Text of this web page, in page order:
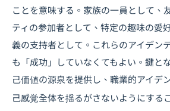
ことを意味する。家族の一員として、
ティの参加者として、特定の趣味の愛
義の支持者として。これらのアイデン
も「成功」していなくてもよい。鍵と
己価値の源泉を提供し、職業的アイデ
己感覚全体を揺るがさないようにする